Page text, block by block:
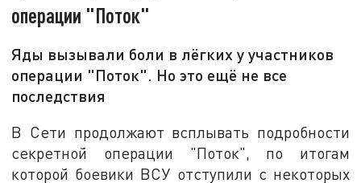
операции "Поток"
Яды вызывали боли в лёгких у участников
операции "Поток". Но это ещё не все
последствия
В Сети продолжают всплывать подробности
секретной операции "Поток", по итогам
которой боевики ВСУ отступили с некоторых